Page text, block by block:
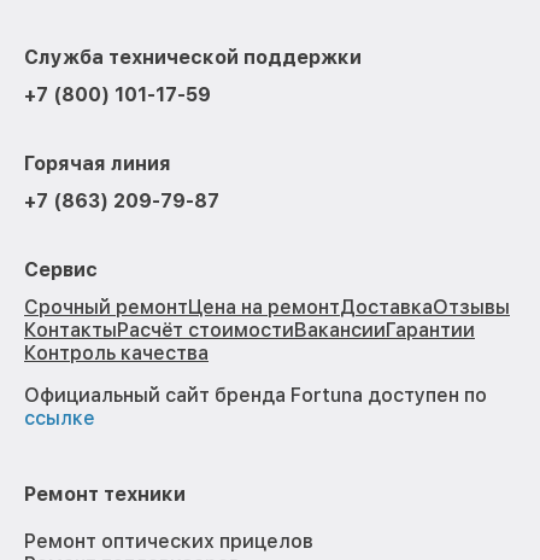
Служба технической поддержки
+7 (800) 101-17-59
Горячая линия
+7 (863) 209-79-87
Сервис
Срочный ремонтЦена на ремонтДоставкаОтзывы
КонтактыРасчёт стоимостиВакансииГарантии
Контроль качества
Официальный сайт бренда Fortuna доступен по
ссылке
Ремонт техники
Ремонт оптических прицелов